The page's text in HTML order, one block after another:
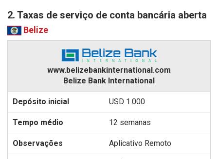
2. Taxas de serviço de conta bancária aberta
Belize
www.belizebankinternational.com
Belize Bank International
USD 1.000
12 semanas
Aplicativo Remoto